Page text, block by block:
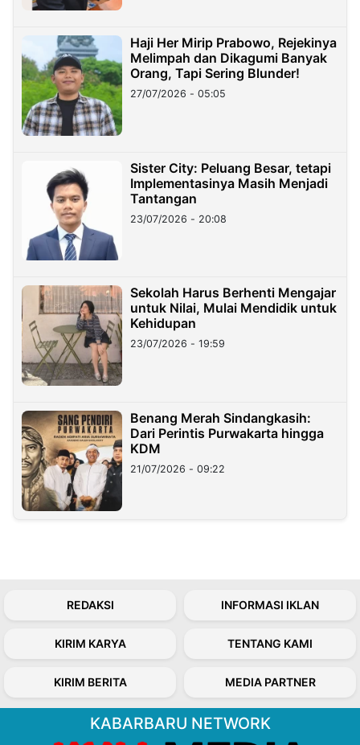
Haji Her Mirip Prabowo, Rejekinya
Melimpah dan Dikagumi Banyak
Orang, Tapi Sering Blunder!
27/07/2026 - 05:05
Sister City: Peluang Besar, tetapi
Implementasinya Masih Menjadi
Tantangan
23/07/2026 - 20:08
Sekolah Harus Berhenti Mengajar
untuk Nilai, Mulai Mendidik untuk
Kehidupan
23/07/2026 - 19:59
Benang Merah Sindangkasih:
Dari Perintis Purwakarta hingga
KDM
21/07/2026 - 09:22
REDAKSI INFORMASI IKLAN
KIRIM KARYA TENTANG KAMI
KIRIM BERITA MEDIA PARTNER
KABARBARU NETWORK